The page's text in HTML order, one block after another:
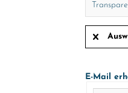
E-Mail